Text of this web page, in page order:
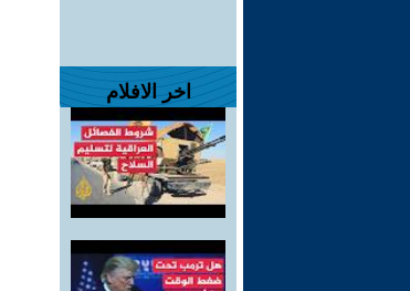
اخر الافلام